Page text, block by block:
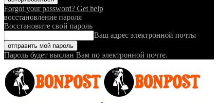
Forgot your password? Get help
восстановление пароля
Восстановите свой пароль
Ваш адрес электронной почты
Пароль будет выслан Вам по электронной почте.